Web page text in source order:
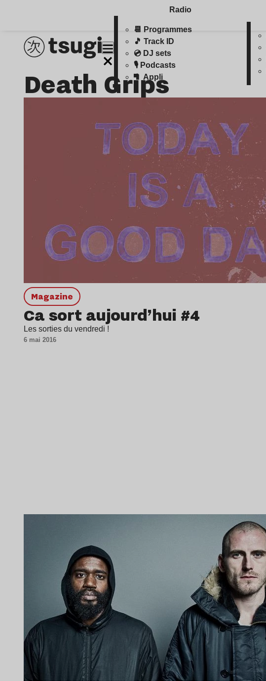
Radio
📆 Programmes
🎵 Track ID
💿 DJ sets
🎙️ Podcasts
📱 Appli
Death Grips
magazine
Ca sort aujourd’hui #4
Les sorties du vendredi !
6 mai 2016